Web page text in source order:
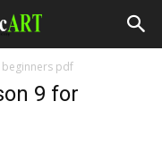
beginners pdf
9 for